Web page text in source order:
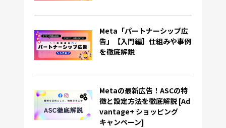
Meta「パートナーシップ広
告」【入門編】仕組みや事例
を徹底解説
Metaの最新広告！ASCの特
徴と設定方法を徹底解説 [Ad
vantage+ ショッピング
キャンペーン]